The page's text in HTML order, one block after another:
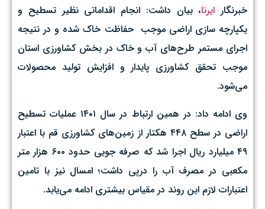
خبرنگار ایرنا، بیان داشت: انجام اقداماتی نظیر تسطیح و
یکپارچه سازی اراضی موجب حفاظت خاک شده و در نتیجه
اجرای مستمر طرح‌های آب و خاک در بخش کشاورزی استان
موجب تحقق کشاورزی پایدار و افزایش تولید محصولات
می‌شود.
وی ادامه داد: در همین ارتباط در سال ۱۴۰۱ عملیات تسطیح
اراضی در سطح ۴۴۸ هکتار از زمین‌های کشاورزی قم با اعتبار
۴۹ میلیارد ریال اجرا شد که صرفه جویی حدود ۶۰۰ هزار متر
مکعبی در مصرف آب را درپی داشت؛ امسال نیز با تامین
اعتبارات لازم این روند در مقیاس بیشتری ادامه می‌یابد.